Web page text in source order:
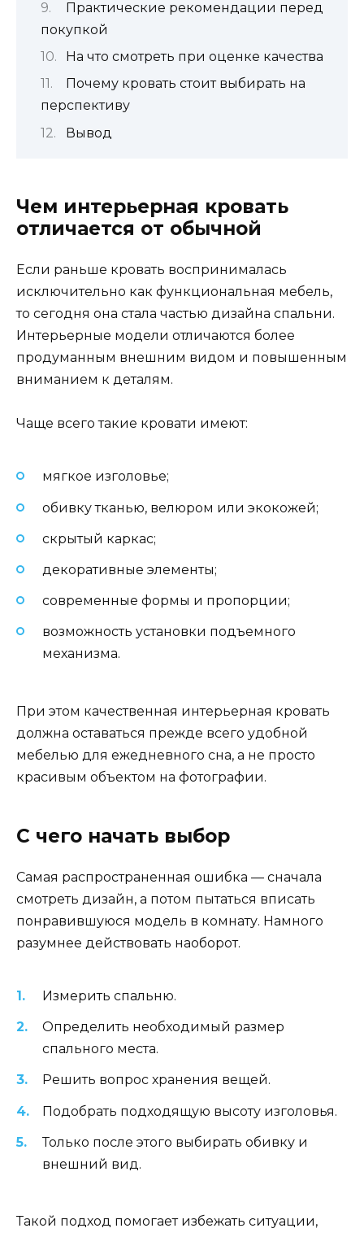
Практические рекомендации перед
покупкой
На что смотреть при оценке качества
Почему кровать стоит выбирать на
перспективу
Вывод
Чем интерьерная кровать
отличается от обычной
Если раньше кровать воспринималась
исключительно как функциональная мебель,
то сегодня она стала частью дизайна спальни.
Интерьерные модели отличаются более
продуманным внешним видом и повышенным
вниманием к деталям.
Чаще всего такие кровати имеют:
мягкое изголовье;
обивку тканью, велюром или экокожей;
скрытый каркас;
декоративные элементы;
современные формы и пропорции;
возможность установки подъемного
механизма.
При этом качественная интерьерная кровать
должна оставаться прежде всего удобной
мебелью для ежедневного сна, а не просто
красивым объектом на фотографии.
С чего начать выбор
Самая распространенная ошибка — сначала
смотреть дизайн, а потом пытаться вписать
понравившуюся модель в комнату. Намного
разумнее действовать наоборот.
Измерить спальню.
Определить необходимый размер
спального места.
Решить вопрос хранения вещей.
Подобрать подходящую высоту изголовья.
Только после этого выбирать обивку и
внешний вид.
Такой подход помогает избежать ситуации,